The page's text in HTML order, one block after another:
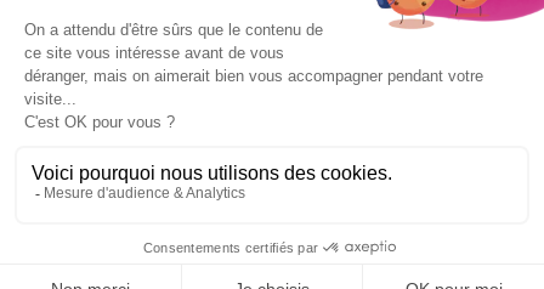
Contact
Mentions Légales